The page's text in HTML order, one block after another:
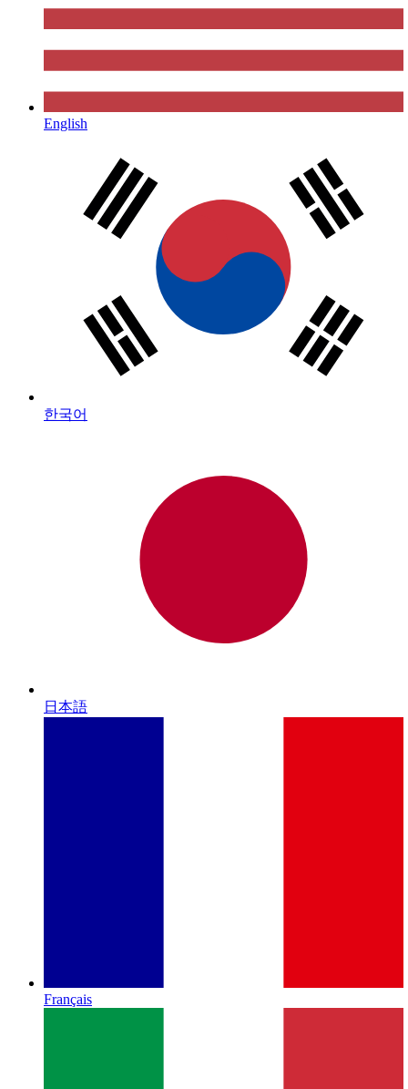
English
한국어
日本語
Français